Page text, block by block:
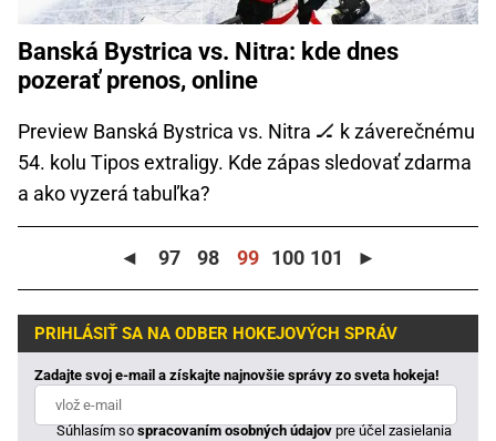
Banská Bystrica vs. Nitra: kde dnes
pozerať prenos, online
Preview Banská Bystrica vs. Nitra 🏒 k záverečnému
54. kolu Tipos extraligy. Kde zápas sledovať zdarma
a ako vyzerá tabuľka?
◄ 97 98 99 100 101 ►
PRIHLÁSIŤ SA NA ODBER HOKEJOVÝCH SPRÁV
Zadajte svoj e-mail a získajte najnovšie správy zo sveta hokeja!
Súhlasím sospracovaním osobných údajovpre účel zasielania